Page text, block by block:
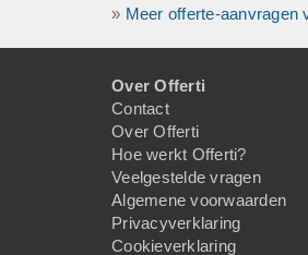
» Meer offerte-aanvragen
Over Offerti
Contact
Over Offerti
Hoe werkt Offerti?
Veelgestelde vragen
Algemene voorwaarden
Privacyverklaring
Cookieverklaring